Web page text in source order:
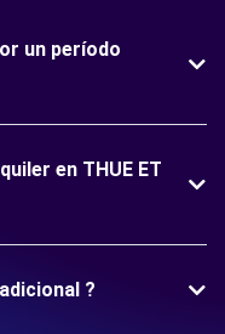
un período
en THUE ET
?